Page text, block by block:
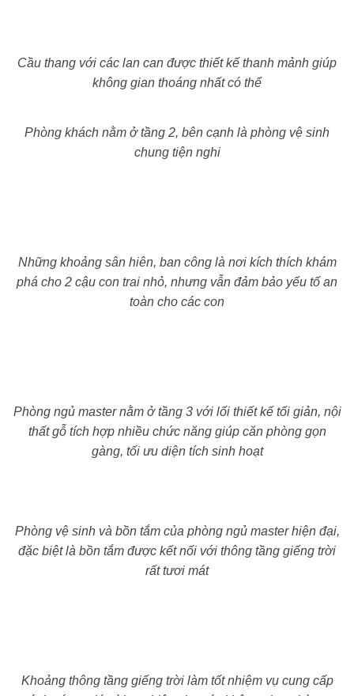
Cầu thang với các lan can được thiết kế thanh mảnh giúp
không gian thoáng nhất có thể
Phòng khách nằm ở tầng 2, bên cạnh là phòng vệ sinh
chung tiện nghi
Những khoảng sân hiên, ban công là nơi kích thích khám
phá cho 2 cậu con trai nhỏ, nhưng vẫn đảm bảo yếu tố an
toàn cho các con
Phòng ngủ master nằm ở tầng 3 với lối thiết kế tối giản, nội
thất gỗ tích hợp nhiều chức năng giúp căn phòng gọn
gàng, tối ưu diện tích sinh hoạt
Phòng vệ sinh và bồn tắm của phòng ngủ master hiện đại,
đặc biệt là bồn tắm được kết nối với thông tầng giếng trời
rất tươi mát
Khoảng thông tầng giếng trời làm tốt nhiệm vụ cung cấp